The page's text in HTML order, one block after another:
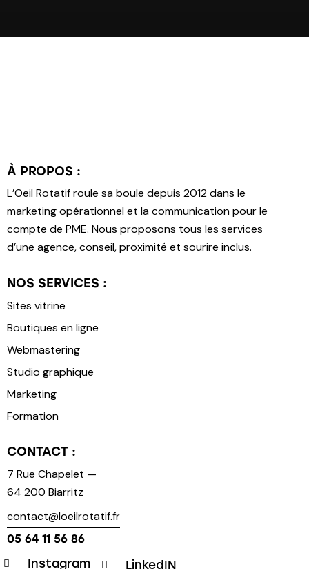
À PROPOS :
L’Oeil Rotatif roule sa boule depuis 2012 dans le
marketing opérationnel et la communication pour le
compte de PME. Nous proposons tous les services
d’une agence, conseil, proximité et sourire inclus.
NOS SERVICES :
Sites vitrine
Boutiques en ligne
Webmastering
Studio graphique
Marketing
Formation
CONTACT :
7 Rue Chapelet —
64 200 Biarritz
contact@loeilrotatif.fr
05 64 11 56 86
Instagram LinkedIN